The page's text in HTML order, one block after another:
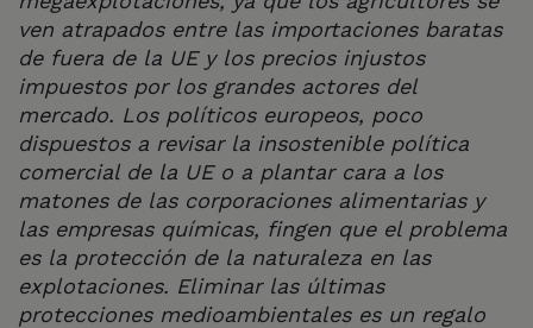
ven atrapados entre las importaciones baratas
de fuera de la UE y los precios injustos
impuestos por los grandes actores del
mercado. Los políticos europeos, poco
dispuestos a revisar la insostenible política
comercial de la UE o a plantar cara a los
matones de las corporaciones alimentarias y
las empresas químicas, fingen que el problema
es la protección de la naturaleza en las
explotaciones. Eliminar las últimas
protecciones medioambientales es un regalo